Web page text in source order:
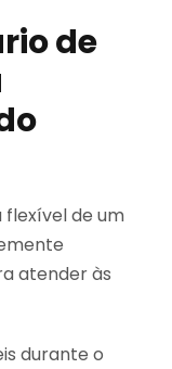
de
de um
atender às
durante o